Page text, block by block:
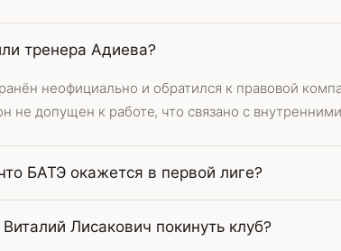
тренера Адиева?
неофициально и обратился к правовой
не допущен к работе, что связано с
БАТЭ окажется в первой лиге?
Лисакович покинуть клуб?